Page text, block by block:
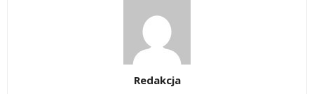
Redakcja